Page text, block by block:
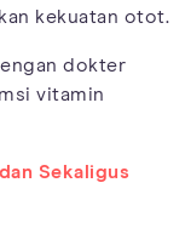
kekuatan otot.
dokter
vitamin
Sekaligus